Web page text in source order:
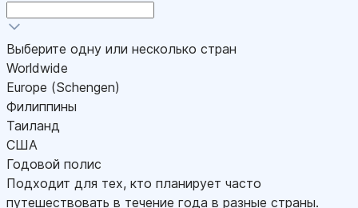
Выберите одну или несколько стран
Worldwide
Europe (Schengen)
Филиппины
Таиланд
США
Годовой полис
Подходит для тех, кто планирует часто
путешествовать в течение года в разные страны.